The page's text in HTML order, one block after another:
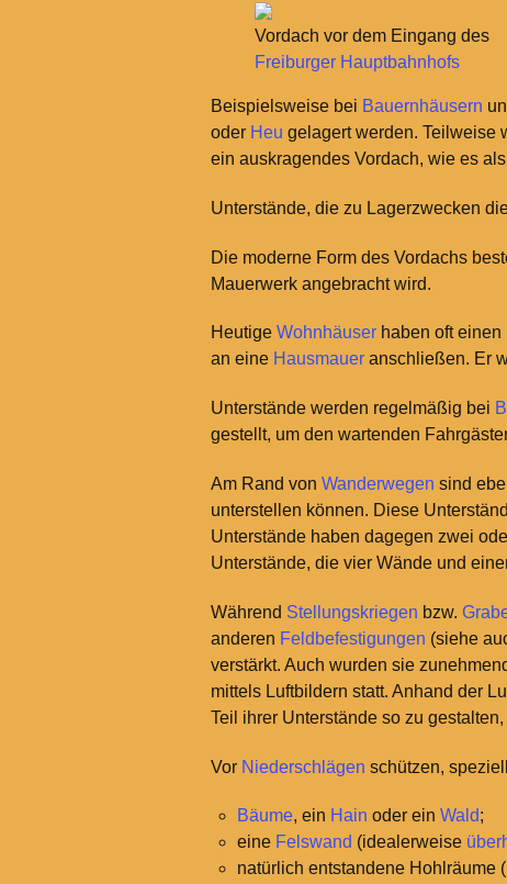
Vordach vor dem Eingang des
Freiburger Hauptbahnhofs
Beispielsweise bei Bauernhäusern
oder Heu gelagert werden. Teilweise
ein auskragendes Vordach, wie es
Unterstände, die zu Lagerzwecken
Die moderne Form des Vordachs
Mauerwerk angebracht wird.
HeutigeWohnhäuser haben oft
an eine Hausmauer anschließen. Er
Unterstände werden regelmäßig bei
gestellt, um den wartenden
Am Rand vonWanderwegen sind
unterstellen können. Diese
Unterstände haben dagegen zwei
Unterstände, die vier Wände und
Während Stellungskriegen bzw.
anderen Feldbefestigungen (siehe
verstärkt. Auch wurden sie
mittels Luftbildern statt. Anhand der
Teil ihrer Unterstände so zu
Vor Niederschlägen schützen,
Bäume, ein Hain oder einWald;
eine Felswand (idealerweise
natürlich entstandene Hohlräume